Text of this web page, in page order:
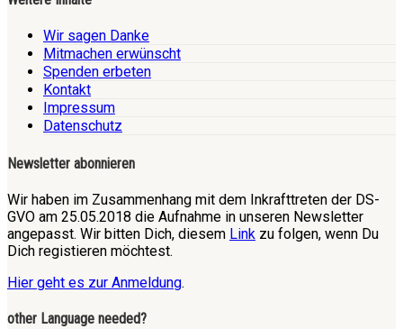
Wir sagen Danke
Mitmachen erwünscht
Spenden erbeten
Kontakt
Impressum
Datenschutz
Newsletter abonnieren
Wir haben im Zusammenhang mit dem Inkrafttreten der DS-
GVO am 25.05.2018 die Aufnahme in unseren Newsletter
angepasst. Wir bitten Dich, diesem Link zu folgen, wenn Du
Dich registieren möchtest.
Hier geht es zur Anmeldung.
other Language needed?